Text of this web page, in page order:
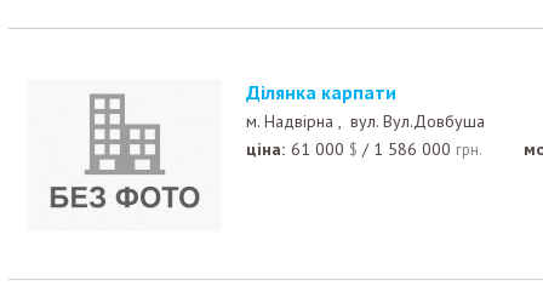
Ділянка карпати
м. Надвірна , вул. Вул.Довбуша
ціна: 61 000 $ / 1 586 000 грн.